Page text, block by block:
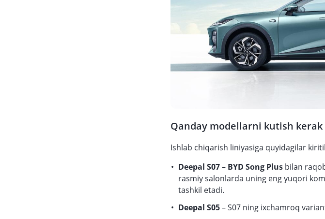
Qanday modellarni kutish kerak
Ishlab chiqarish liniyasiga quyidagilar
Deepal S07– BYD Song Plus bilan
rasmiy salonlarda uning eng yuqori
tashkil etadi.
Deepal S05– S07 ning ixchamroq